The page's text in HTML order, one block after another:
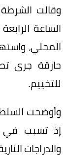
وقالت
المحلي،
حارقة جرى
للتخييم.
وأوضحت
إذ تسبب في
والدراجات